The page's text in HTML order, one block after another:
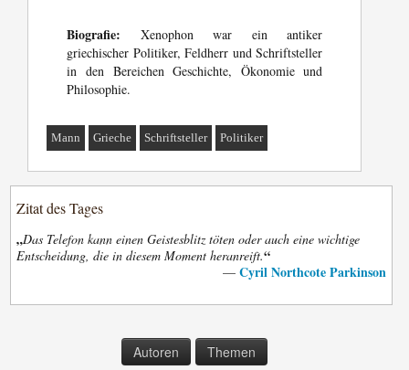
Biografie: Xenophon war ein antiker
griechischer Politiker, Feldherr und Schriftsteller
in den Bereichen Geschichte, Ökonomie und
Philosophie.
Mann Grieche Schriftsteller Politiker
Zitat des Tages
„Das Telefon kann einen Geistesblitz töten oder auch eine wichtige
Entscheidung, die in diesem Moment heranreift.“
— Cyril Northcote Parkinson
Autoren Themen